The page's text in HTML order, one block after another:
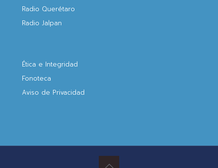
Radio Querétaro
Radio Jalpan
Ética e Integridad
Fonoteca
Aviso de Privacidad